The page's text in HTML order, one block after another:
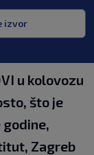
izvor
u kolovozu
što je
Zagreb